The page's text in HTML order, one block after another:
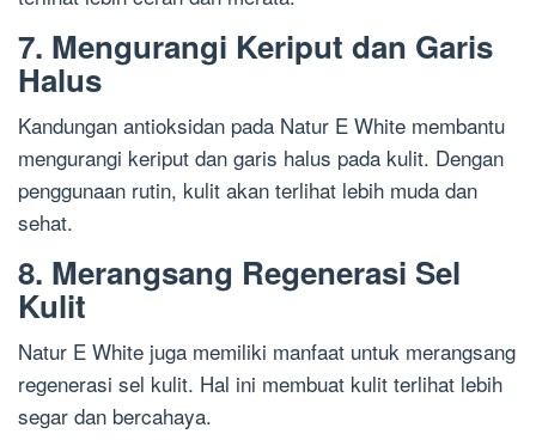
7. Mengurangi Keriput dan Garis
Halus
Kandungan antioksidan pada Natur E White membantu
mengurangi keriput dan garis halus pada kulit. Dengan
penggunaan rutin, kulit akan terlihat lebih muda dan
sehat.
8. Merangsang Regenerasi Sel
Kulit
Natur E White juga memiliki manfaat untuk merangsang
regenerasi sel kulit. Hal ini membuat kulit terlihat lebih
segar dan bercahaya.